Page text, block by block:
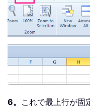
6。 これで最上行が固